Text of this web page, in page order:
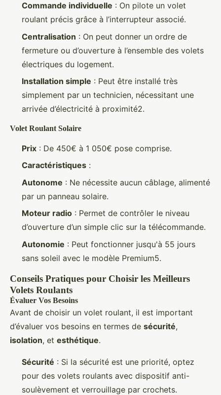
Commande individuelle : On pilote un volet
roulant précis grâce à l’interrupteur associé.
Centralisation : On peut donner un ordre de
fermeture ou d’ouverture à l’ensemble des volets
électriques du logement.
Installation simple : Peut être installé très
simplement par un technicien, nécessitant une
arrivée d’électricité à proximité2.
Volet Roulant Solaire
Prix : De 450€ à 1 050€ pose comprise.
Caractéristiques :
Autonome : Ne nécessite aucun câblage, alimenté
par un panneau solaire.
Moteur radio : Permet de contrôler le niveau
d’ouverture d’un simple clic sur la télécommande.
Autonomie : Peut fonctionner jusqu'à 55 jours
sans soleil avec le modèle Premium5.
Conseils Pratiques pour Choisir les Meilleurs
Volets Roulants
Évaluer Vos Besoins
Avant de choisir un volet roulant, il est important
d’évaluer vos besoins en termes de sécurité,
isolation, et esthétique.
Sécurité : Si la sécurité est une priorité, optez
pour des volets roulants avec dispositif anti-
soulèvement et verrouillage par crochets.